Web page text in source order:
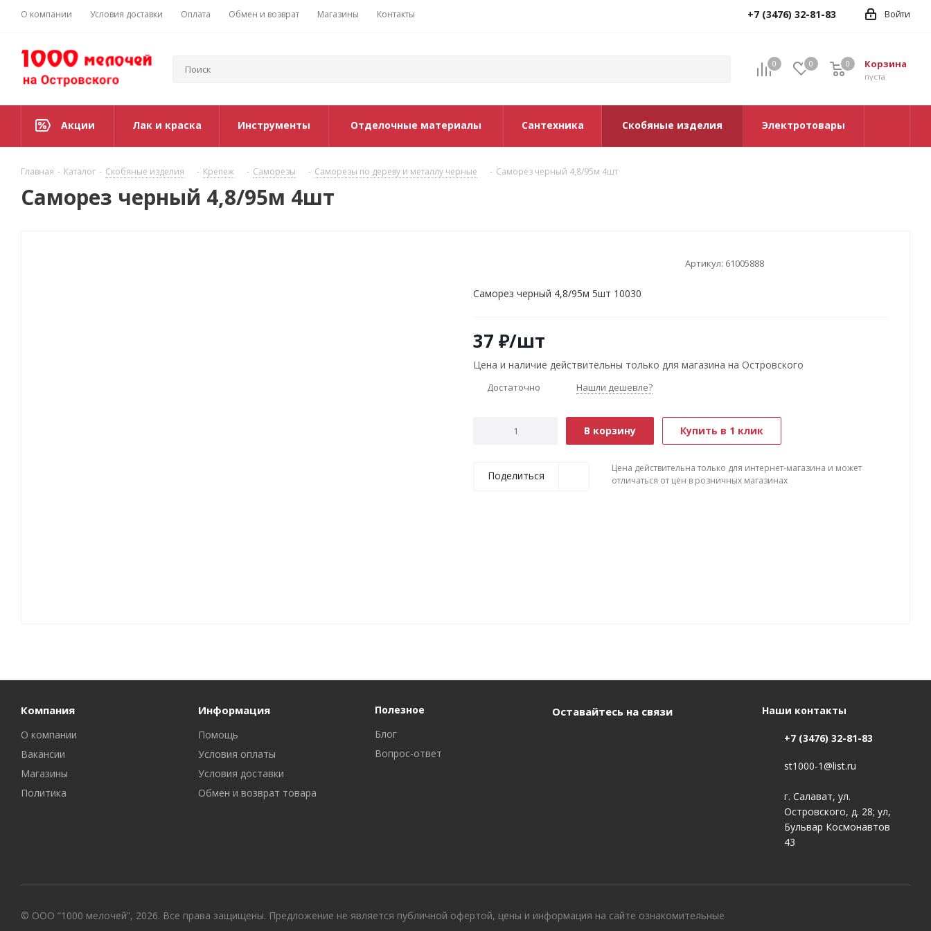
О компании Условия доставки Оплата Обмен и возврат Магазины Контакты Войти
+7 (3476) 32-81-83
0 0 Корзина
0
пуста
0
Акции Лак и краска Инструменты Отделочные материалы Сантехника Скобяные изделия Электротовары
Главная - Каталог - Скобяные изделия - Крепеж - Саморезы - Саморезы по дереву и металлу черные - Саморез черный 4,8/95м 4шт
Саморез черный 4,8/95м 4шт
Артикул: 61005888
Саморез черный 4,8/95м 5шт 10030
37 ₽/шт
Цена и наличие действительны только для магазина на Островского
Достаточно Нашли дешевле?
В корзину Купить в 1 клик
Поделиться
Цена действительна только для интернет-магазина и может
отличаться от цен в розничных магазинах
Компания
О компании
Вакансии
Магазины
Политика
Информация
Помощь
Условия оплаты
Условия доставки
Обмен и возврат товара
Полезное
Блог
Вопрос-ответ
Оставайтесь на связи Наши контакты
+7 (3476) 32-81-83
st1000-1@list.ru
г. Салават, ул.
Островского, д. 28; ул,
Бульвар Космонавтов
43
© ООО “1000 мелочей”, 2026. Все права защищены. Предложение не является публичной офертой, цены и информация на сайте ознакомительные